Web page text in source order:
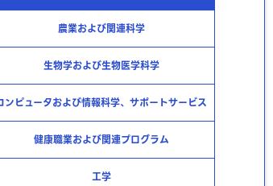
農業および関連科学
生物学および生物医学科学
ンピュータおよび情報科学、サポートサービス
健康職業および関連プログラム
工学